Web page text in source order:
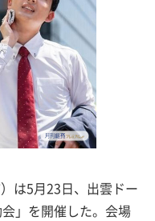
は5月23日、出雲ドー
」を開催した。会場